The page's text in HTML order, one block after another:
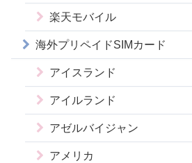
楽天モバイル
海外プリペイドSIMカード
アイスランド
アイルランド
アゼルバイジャン
アメリカ